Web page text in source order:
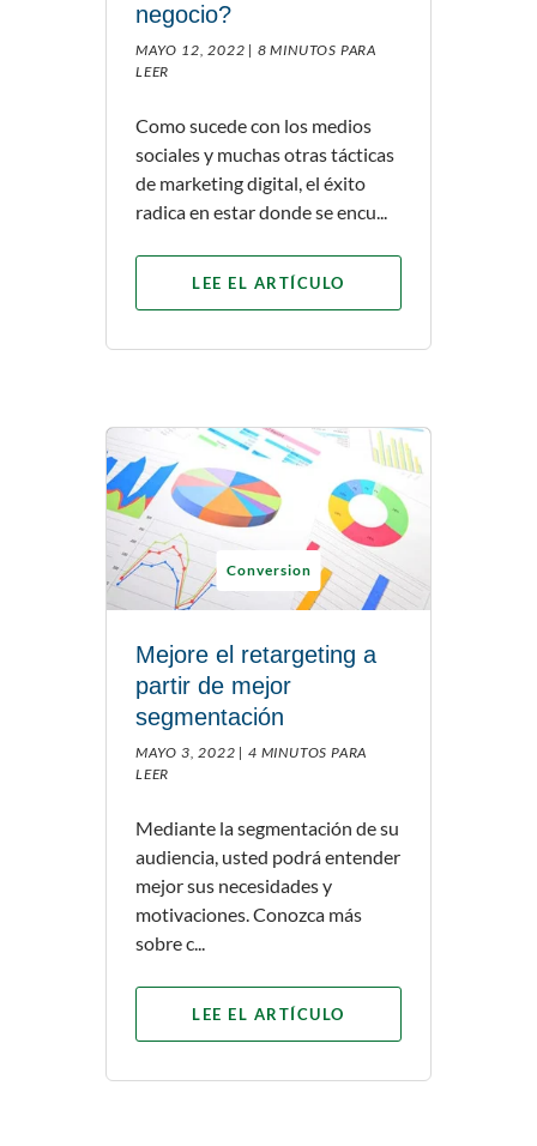
negocio?
MAYO 12, 2022 | 8 MINUTOS PARA
LEER
Como sucede con los medios
sociales y muchas otras tácticas
de marketing digital, el éxito
radica en estar donde se encu...
LEE EL ARTÍCULO
Conversion
Mejore el retargeting a
partir de mejor
segmentación
MAYO 3, 2022 | 4 MINUTOS PARA
LEER
Mediante la segmentación de su
audiencia, usted podrá entender
mejor sus necesidades y
motivaciones. Conozca más
sobre c...
LEE EL ARTÍCULO